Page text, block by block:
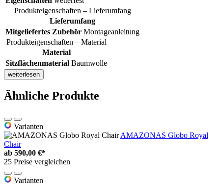
Produkteigenschaften – Lieferumfang
Lieferumfang
Mitgeliefertes Zubehör Montageanleitung
Produkteigenschaften – Material
Material
Sitzflächenmaterial Baumwolle
weiterlesen
Ähnliche Produkte
Varianten
AMAZONAS Globo Royal
Chair
ab 590,00 €*
25 Preise vergleichen
Varianten